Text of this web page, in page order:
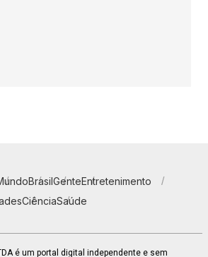
BrasilGenteEntretenimento
CiênciaSaúde
é um portal digital independente e sem